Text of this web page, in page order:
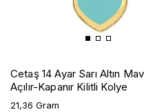
Cetaş 14 Ayar Sarı Altın
Açılır-Kapanır Kilitli Kolye
21,36 Gram